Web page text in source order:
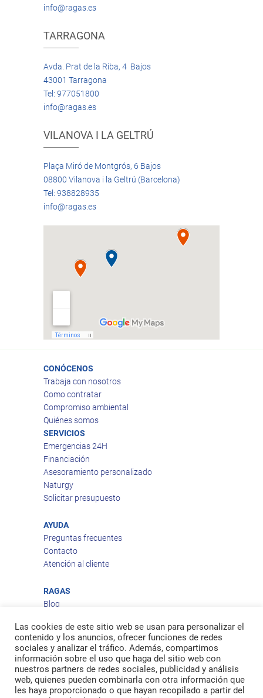
info@ragas.es
TARRAGONA
Avda. Prat de la Riba, 4 Bajos
43001 Tarragona
Tel: 977051800
info@ragas.es
VILANOVA I LA GELTRÚ
Plaça Miró de Montgrós, 6 Bajos
08800 Vilanova i la Geltrú (Barcelona)
Tel: 938828935
info@ragas.es
CONÓCENOS
Trabaja con nosotros
Como contratar
Compromiso ambiental
Quiénes somos
SERVICIOS
Emergencias 24H
Financiación
Asesoramiento personalizado
Naturgy
Solicitar presupuesto
AYUDA
Preguntas frecuentes
Contacto
Atención al cliente
RAGAS
Blog
Política de privacidad
Política de cookies
Política de envío
Política de devoluciones
Las cookies de este sitio web se usan para personalizar el
contenido y los anuncios, ofrecer funciones de redes
sociales y analizar el tráfico. Además, compartimos
información sobre el uso que haga del sitio web con
nuestros partners de redes sociales, publicidad y análisis
web, quienes pueden combinarla con otra información que
les haya proporcionado o que hayan recopilado a partir del